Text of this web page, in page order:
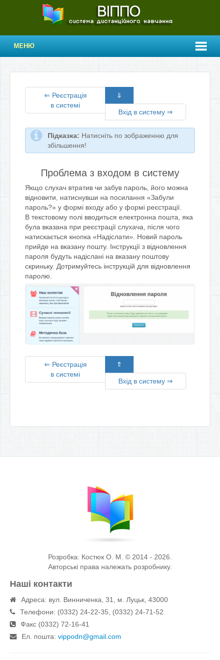
МЕНЮ
⇐ Реєстрація
в системі
⇓
Вхід в систему ⇒
Підказка: Натисніть по зображенню для
збільшення!
Проблема з входом в систему
Якщо слухач втратив чи забув пароль, його можна
відновити, натиснувши на посилання «Забули
пароль?» у формі входу або у формі реєстрації.
В текстовому полі вводиться електронна пошта, яка
була вказана при реєстрації слухача, після чого
натискається кнопка «Надіслати». Новий пароль
прийде на вказану пошту. Інструкції з відновлення
пароля будуть надіслані на вказану поштову
скриньку. Дотримуйтесь інструкцій для відновлення
паролю.
⇐ Реєстрація
в системі
⇑
Вхід в систему ⇒
Розробка: Костюк О. М. © 2014 - 2026.
Авторські права належать розробнику.
Наші контакти
Адреса: вул. Винниченка, 31, м. Луцьк, 43000
Телефони: (0332) 24-22-35, (0332) 24-71-52
Факс (0332) 72-16-41
Eл. пошта: vippodn@gmail.com